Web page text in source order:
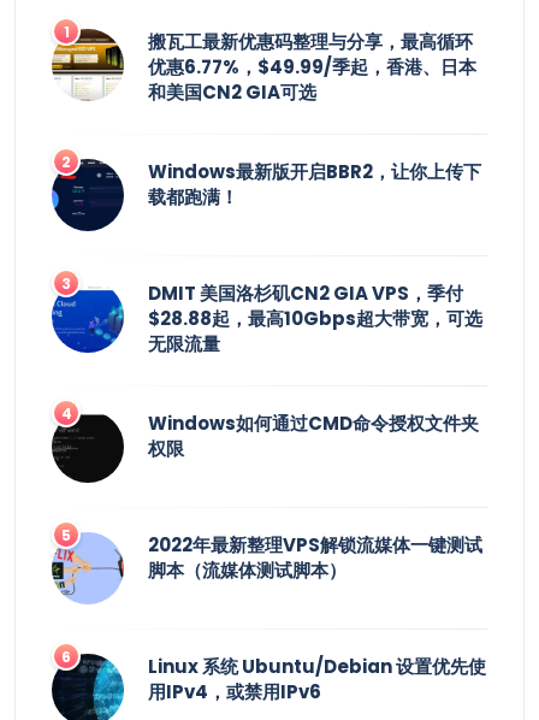
搬瓦工最新优惠码整理与分享，最高循环
优惠6.77%，$49.99/季起，香港、日本
和美国CN2 GIA可选
Windows最新版开启BBR2，让你上传下
载都跑满！
DMIT 美国洛杉矶CN2 GIA VPS，季付
$28.88起，最高10Gbps超大带宽，可选
无限流量
Windows如何通过CMD命令授权文件夹
权限
2022年最新整理VPS解锁流媒体一键测试
脚本（流媒体测试脚本）
Linux 系统 Ubuntu/Debian 设置优先使
用IPv4，或禁用IPv6